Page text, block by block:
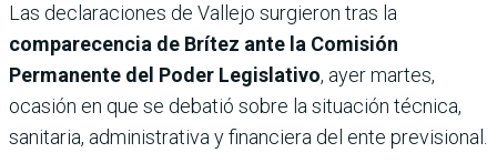
Las declaraciones de Vallejo surgieron tras la
comparecencia de Brítez ante la Comisión
Permanente del Poder Legislativo, ayer martes,
ocasión en que se debatió sobre la situación técnica,
sanitaria, administrativa y financiera del ente previsional.